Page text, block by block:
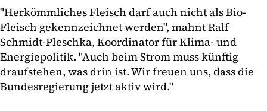
"Herkömmliches Fleisch darf auch nicht als Bio-
Fleisch gekennzeichnet werden", mahnt Ralf
Schmidt-Pleschka, Koordinator für Klima- und
Energiepolitik. "Auch beim Strom muss künftig
draufstehen, was drin ist. Wir freuen uns, dass die
Bundesregierung jetzt aktiv wird."